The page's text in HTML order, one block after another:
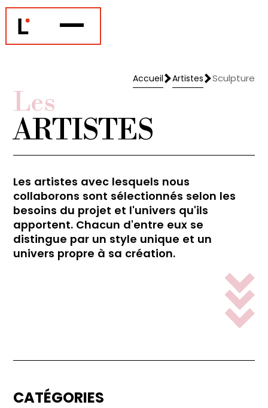
Accueil
Accueil
Artistes
Artistes
Sculpture
Les
ARTISTES
Les artistes avec lesquels nous
collaborons sont sélectionnés selon les
besoins du projet et l'univers qu'ils
apportent. Chacun d'entre eux se
distingue par un style unique et un
univers propre à sa création.
CATÉGORIES